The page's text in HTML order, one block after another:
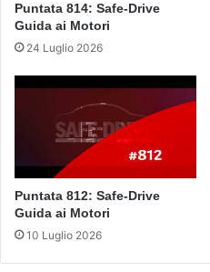
Puntata 814: Safe-Drive
Guida ai Motori
24 Luglio 2026
Puntata 812: Safe-Drive
Guida ai Motori
10 Luglio 2026